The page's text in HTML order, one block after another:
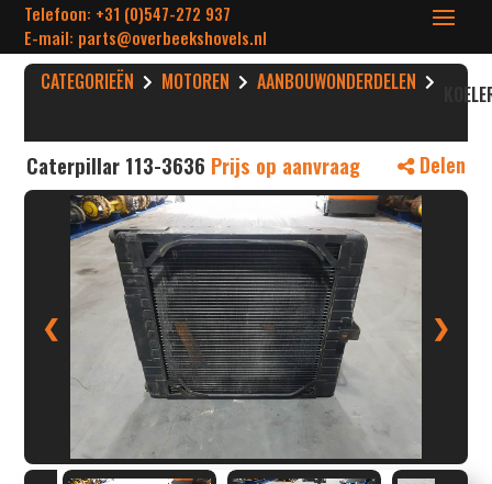
Telefoon: +31 (0)547-272 937
E-mail: parts@overbeekshovels.nl
CATEGORIEËN MOTOREN AANBOUWONDERDELEN
Caterpillar 113-3636 Prijs op aanvraag Delen
❮ ❯